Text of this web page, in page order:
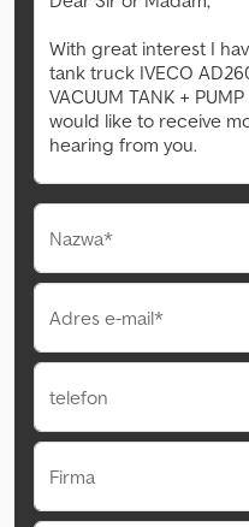
Nazwa*
Adres e-mail*
telefon
Firma